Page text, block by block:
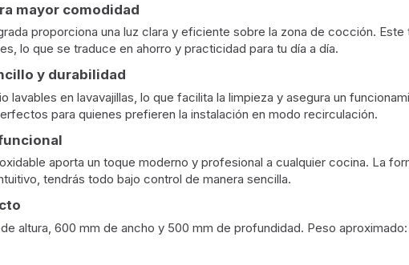
mayor comodidad
proporciona una luz clara y eficiente sobre la zona de cocción.
lo que se traduce en ahorro y practicidad para tu día a día.
y durabilidad
lavables en lavavajillas, lo que facilita la limpieza y asegura un
para quienes prefieren la instalación en modo recirculación.
aporta un toque moderno y profesional a cualquier cocina. La
tendrás todo bajo control de manera sencilla.
altura, 600 mm de ancho y 500 mm de profundidad. Peso